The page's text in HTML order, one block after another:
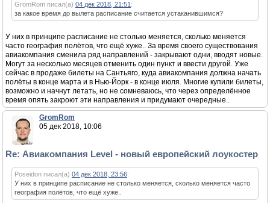
GromRom писал(а) 04 дек 2018, 21:51 :
за какое время до вылета расписание считается устаканившимся?
У них в принципе расписание не столько меняется, сколько меняется
часто география полётов, что ещё хуже.. За время своего существования
авиакомпания сменила ряд направлений - закрывают одни, вводят новые.
Могут за несколько месяцев отменить один пункт и ввести другой. Уже
сейчас в продаже билеты на Сантьяго, куда авиакомпания должна начать
полёты в конце марта и в Нью-Йорк - в конце июля. Многие купили билеты,
возможно и начнут летать, но не сомневаюсь, что через определённое
время опять закроют эти направления и придумают очередные..
GromRom
05 дек 2018, 10:06
Re: Авиакомпания Level - новый европейский лоукостер
Poseidon писал(а) 04 дек 2018, 23:56:
У них в принципе расписание не столько меняется, сколько меняется часто
география полётов, что ещё хуже..